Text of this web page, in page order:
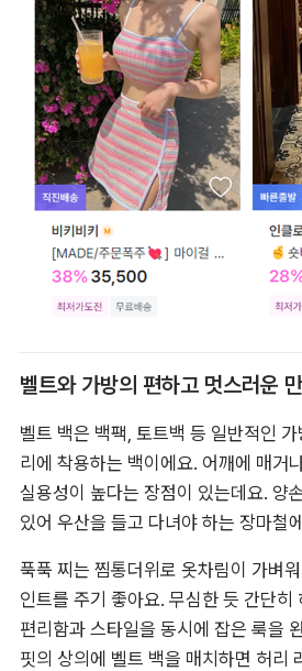
벨트와 가방의 편하고 멋스러운
벨트 백은 백팩, 토트백 등 일반적인
리에 착용하는 백이에요. 어깨에 매거
실용성이 높다는 장점이 있는데요. 양
있어 우산을 들고 다녀야 하는 장마철
푹푹 찌는 찜통더위로 옷차림이 가벼
인트를 주기 좋아요. 무심한 듯 간단히
편리함과 스타일을 동시에 잡은 룩을
핏의 상의에 벨트 백을 매치하면 허리